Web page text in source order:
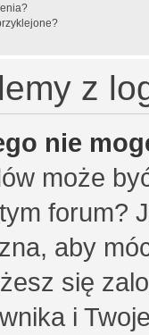
z
nie
może
forum?
aby
się
i